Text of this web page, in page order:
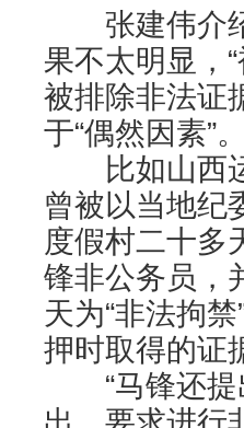
张建伟介绍
果不太明显，
被排除非法证
于“偶然因素”
比如山西运
曾被以当地纪
度假村二十多
锋非公务员，
天为“非法拘
押时取得的证
“马锋还提